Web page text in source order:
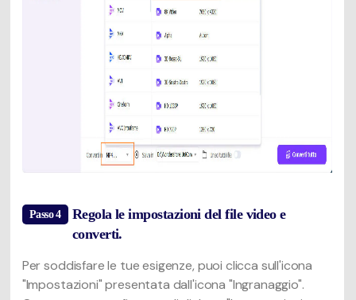
Passo 4
Regola le impostazioni del file video e
converti.
Per soddisfare le tue esigenze, puoi clicca sull'icona
"Impostazioni" presentata dall'icona "Ingranaggio".